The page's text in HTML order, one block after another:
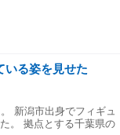
いる姿を見せた
新潟市出身でフィギュ
。 拠点とする千葉県の